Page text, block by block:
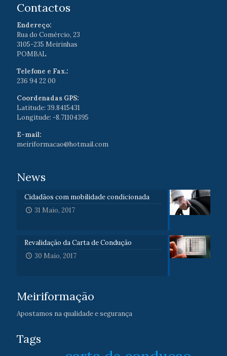
Contactos
Endereço:
Rua do Comércio, 23
3105-235 Meirinhas
POMBAL
Telefone e Fax.:
236 94 22 00
Coordenadas GPS:
Latitude: 39.8415431
Longitude: -8.71104395
E-mail:
meiriformacao@hotmail.com
News
Cidadãos com mobilidade condicionada
31 Maio, 2017
Revalidação da Carta de Condução
30 Maio, 2017
Meiriformação
Apostamos na qualidade e segurança
Tags